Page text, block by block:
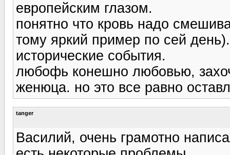
европейским глазом.
понятно что кровь надо
тому яркий пример по сей
исторические события.
любофь конешно любовью,
женюца. но это все равно
tanger
Василий, очень грамотно